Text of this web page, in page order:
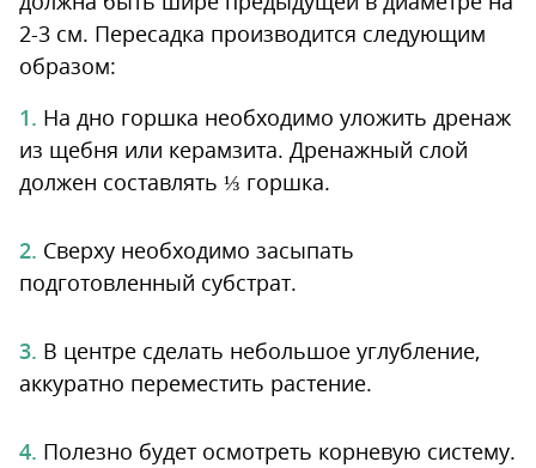
2-3 см. Пересадка производится следующим
образом:
На дно горшка необходимо уложить дренаж
из щебня или керамзита. Дренажный слой
должен составлять ⅓ горшка.
Сверху необходимо засыпать
подготовленный субстрат.
В центре сделать небольшое углубление,
аккуратно переместить растение.
Полезно будет осмотреть корневую систему.